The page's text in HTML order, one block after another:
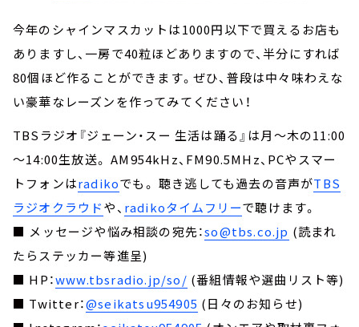
今年のシャインマスカットは1000円以下で買えるお店も
ありますし、一房で40粒ほどありますので、半分にすれば
80個ほど作ることができます。ぜひ、普段は中々味わえな
い豪華なレーズンを作ってみてください！
TBSラジオ『ジェーン・スー 生活は踊る』は月～木の11:00
～14:00生放送。 AM954kHz、FM90.5MHz、PCやスマー
トフォンはradikoでも。 聴き逃しても過去の音声がTBS
ラジオクラウドや、 radikoタイムフリーで聴けます。
■ メッセージや悩み相談の宛先：so@tbs.co.jp (読まれ
たらステッカー等進呈)
■ HP：www.tbsradio.jp/so/ (番組情報や選曲リスト等)
■ Twitter：@seikatsu954905 (日々のお知らせ)